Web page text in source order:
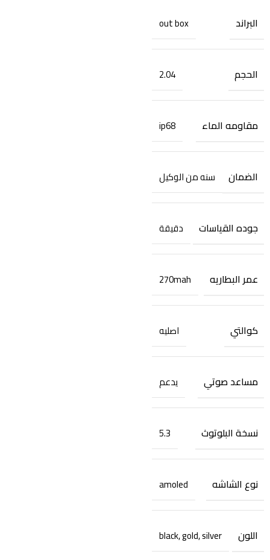
البراند out box
الحجم 2.04
مقاومه الماء ip68
الضمان سنه من الوكيل
جوده القياسات دقيقة
عمر البطاريه 270mah
كوالتي اصليه
مساعد صوتي يدعم
نسخة البلوتوث 5.3
نوع الشاشه amoled
اللون black,gold,silver